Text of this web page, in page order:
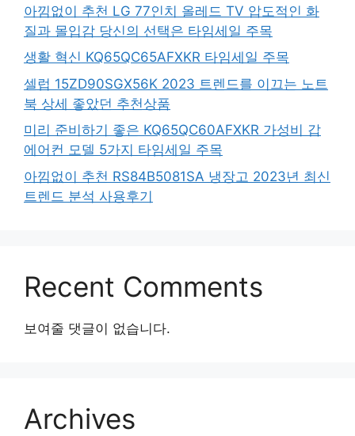
아낌없이 추천 LG 77인치 올레드 TV 압도적인 화
질과 몰입감 당신의 선택은 타임세일 주목
생활 혁신 KQ65QC65AFXKR 타임세일 주목
셀럽 15ZD90SGX56K 2023 트렌드를 이끄는 노트
북 상세 좋았던 추천상품
미리 준비하기 좋은 KQ65QC60AFXKR 가성비 갑
에어컨 모델 5가지 타임세일 주목
아낌없이 추천 RS84B5081SA 냉장고 2023년 최신
트렌드 분석 사용후기
Recent Comments
보여줄 댓글이 없습니다.
Archives